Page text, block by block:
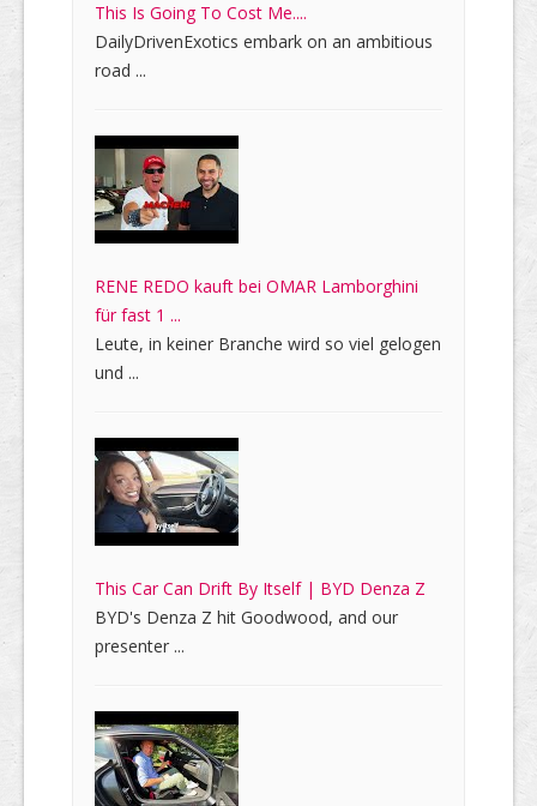
This Is Going To Cost Me....
DailyDrivenExotics embark on an ambitious
road ...
RENE REDO kauft bei OMAR Lamborghini
für fast 1 ...
Leute, in keiner Branche wird so viel gelogen
und ...
This Car Can Drift By Itself | BYD Denza Z
BYD's Denza Z hit Goodwood, and our
presenter ...